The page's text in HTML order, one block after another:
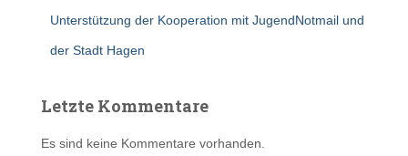
Unterstützung der Kooperation mit JugendNotmail und
der Stadt Hagen
Letzte Kommentare
Es sind keine Kommentare vorhanden.